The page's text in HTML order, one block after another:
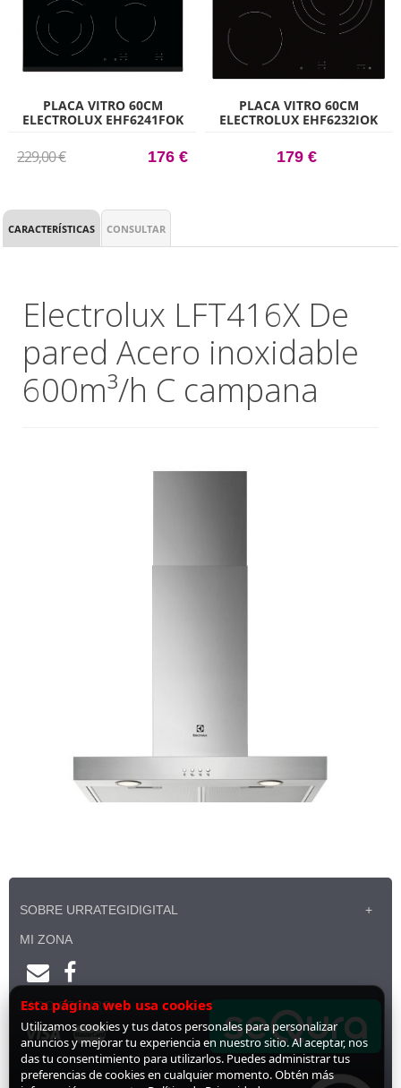
PLACA VITRO 60CM
ELECTROLUX EHF6241FOK
DE COCCIÓN
229,00 € 176 €
PLACA VITRO 60CM
ELECTROLUX EHF6232IOK
DE COCCIÓN ZONA TRIPLE
179 €
CARACTERÍSTICAS CONSULTAR
SOBRE URRATEGIDIGITAL
MI ZONA
PAGO SEGURO
Esta página web usa cookies
Utilizamos cookies y tus datos personales para personalizar
anuncios y mejorar tu experiencia en nuestro sitio. Al aceptar, nos
das tu consentimiento para utilizarlos. Puedes administrar tus
preferencias de cookies en cualquier momento. Obtén más